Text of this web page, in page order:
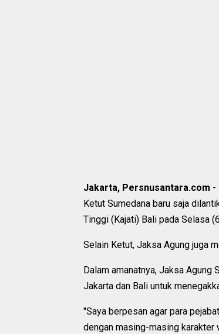
Jakarta, Persnusantara.com -
Ketut Sumedana baru saja
Tinggi (Kajati) Bali pada Selasa
Selain Ketut, Jaksa Agung juga
Dalam amanatnya, Jaksa Agung
Jakarta dan Bali untuk
"Saya berpesan agar para
dengan masing-masing karakter